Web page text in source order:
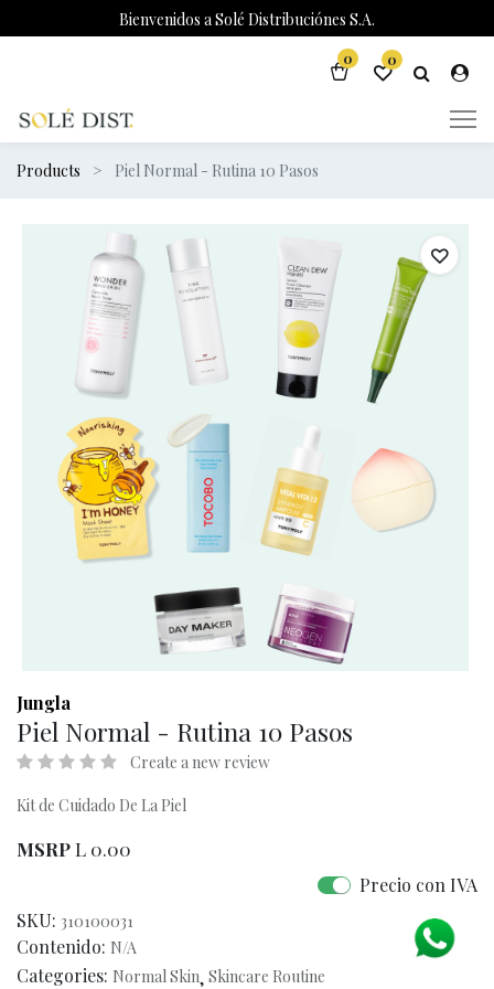
Bienvenidos a Solé Distribuciónes S.A.
0 0
Products Piel Normal - Rutina 10 Pasos
Jungla
Piel Normal - Rutina 10 Pasos
Create a new review
Kit de Cuidado De La Piel
MSRPL 0.00
Precio con IVA
SKU: 310100031
Contenido: N/A
Categories: Normal Skin, Skincare Routine